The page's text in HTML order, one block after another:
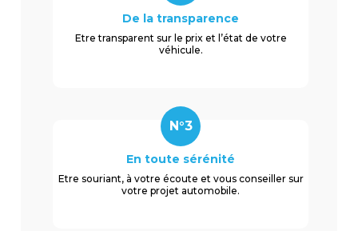
De la transparence
Etre transparent sur le prix et l’état de votre
véhicule.
N°3
En toute sérénité
Etre souriant, à votre écoute et vous conseiller sur
votre projet automobile.